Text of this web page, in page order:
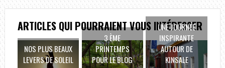
ARTICLES QUI POURRAIENT VOUS INTÉRESSER
NOS PLUS BEAUX
LEVERS DE SOLEIL
3 ÈME
PRINTEMPS
POUR LE BLOG
UNE JOURNÉE
INSPIRANTE
AUTOUR DE
KINSALE